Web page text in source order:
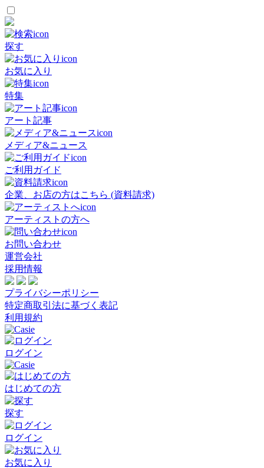
探す
お気に入り
特集
アート記事
メディア&ニュース
ご利用ガイド
企業、お店の方はこちら (資料請求)
アーティストの方へ
お問い合わせ
運営会社
採用情報
プライバシーポリシー
特定商取引法に基づく表記
利用規約
ログイン
はじめての方
探す
ログイン
お気に入り